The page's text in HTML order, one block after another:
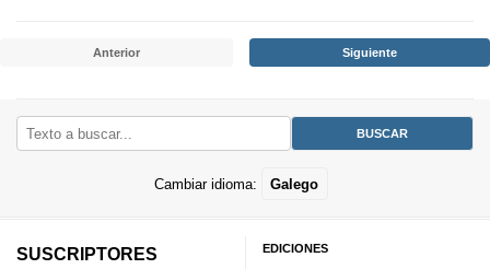
Anterior Siguiente
Cambiar idioma: Galego
SUSCRIPTORES EDICIONES